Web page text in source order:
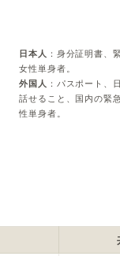
日本人 ： 身分証明書、
女性単身者。
外国人
： パスポート、
話せること、国内の緊
性単身者。